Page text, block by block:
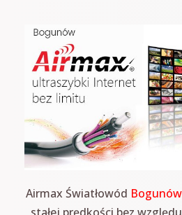
Airmax Światłowód Bogunów